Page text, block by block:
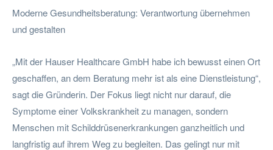
Moderne Gesundheitsberatung: Verantwortung übernehmen
und gestalten
„Mit der Hauser Healthcare GmbH habe ich bewusst einen Ort
geschaffen, an dem Beratung mehr ist als eine Dienstleistung“,
sagt die Gründerin. Der Fokus liegt nicht nur darauf, die
Symptome einer Volkskrankheit zu managen, sondern
Menschen mit Schilddrüsenerkrankungen ganzheitlich und
langfristig auf ihrem Weg zu begleiten. Das gelingt nur mit